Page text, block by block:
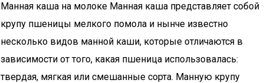
Манная каша на молоке Манная каша представляет собой
крупу пшеницы мелкого помола и нынче известно
несколько видов манной каши, которые отличаются в
зависимости от того, какая пшеница использовалась:
твердая, мягкая или смешанные сорта. Манную крупу